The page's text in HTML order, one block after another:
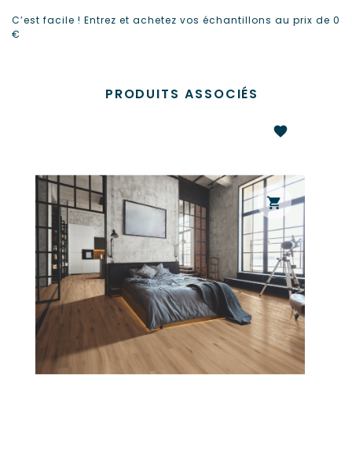
C’est facile ! Entrez et achetez vos échantillons au prix de 0
€
PRODUITS ASSOCIÉS
favorite
shopping_cart